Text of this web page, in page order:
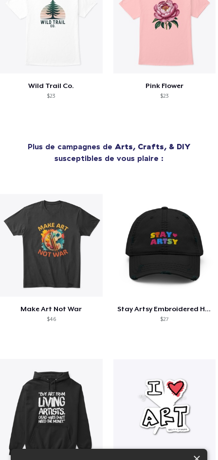
Wild Trail Co.
$23
Pink Flower
$23
Plus de campagnes de Arts, Crafts, & DIY
susceptibles de vous plaire :
Make Art Not War
$46
Stay Artsy Embroidered Hat
$27